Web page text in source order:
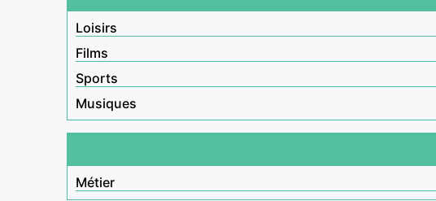
Loisirs
Films
Sports
Musiques
Métier